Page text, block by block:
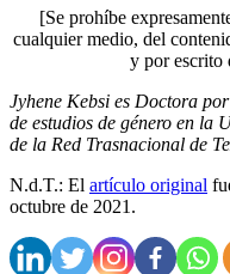
[Se prohíbe
cualquier medio, del
y por escrito
Jyhene Kebsi es Doctora
de estudios de género en la
de la Red Trasnacional de
N.d.T.: El artículo original
octubre de 2021.